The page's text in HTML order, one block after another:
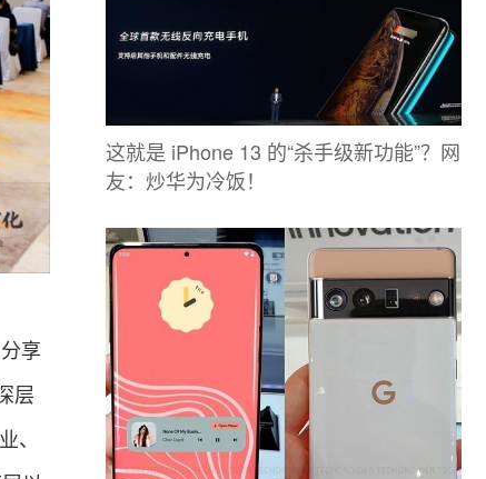
享
层
、
这就是 iPhone 13 的“杀手级新功能”？网
友：炒华为冷饭！